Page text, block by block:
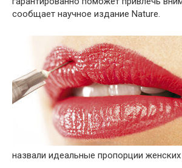
сообщает научное издание Nature.
назвали идеальные пропорции женских